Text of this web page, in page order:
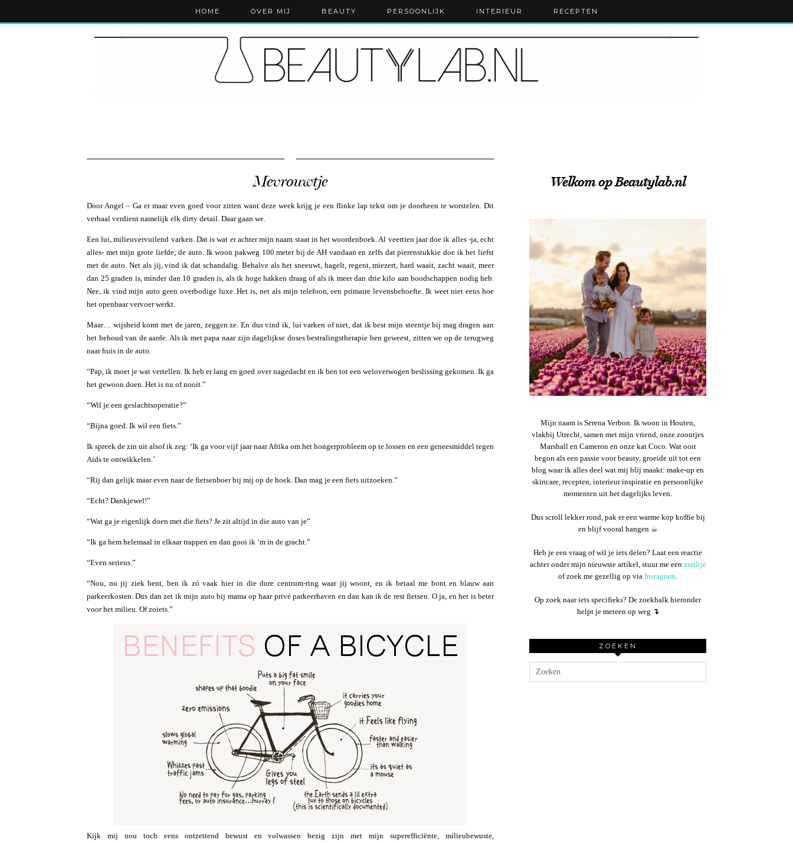
HOME OVER MIJ BEAUTY PERSOONLIJK INTERIEUR RECEPTEN
Mevrouwtje
Door Angel – Ga er maar even goed voor zitten want deze week krijg je een flinke lap tekst om je doorheen te worstelen. Dit
verhaal verdient namelijk elk dirty detail. Daar gaan we.
Een lui, milieuvervuilend varken. Dat is wat er achter mijn naam staat in het woordenboek. Al veertien jaar doe ik alles -ja, echt
alles- met mijn grote liefde; de auto. Ik woon pakweg 100 meter bij de AH vandaan en zelfs dat pierenstukkie doe ik het liefst
met de auto. Net als jij, vind ik dat schandalig. Behalve als het sneeuwt, hagelt, regent, miezert, hard waait, zacht waait, meer
dan 25 graden is, minder dan 10 graden is, als ik hoge hakken draag of als ik meer dan drie kilo aan boodschappen nodig heb.
Nee, ik vind mijn auto geen overbodige luxe. Het is, net als mijn telefoon, een primaire levensbehoefte. Ik weet niet eens hoe
het openbaar vervoer werkt.
Maar… wijsheid komt met de jaren, zeggen ze. En dus vind ik, lui varken of niet, dat ik best mijn steentje bij mag dragen aan
het behoud van de aarde. Als ik met papa naar zijn dagelijkse doses bestralingstherapie ben geweest, zitten we op de terugweg
naar huis in de auto.
“Pap, ik moet je wat vertellen. Ik heb er lang en goed over nagedacht en ik ben tot een weloverwogen beslissing gekomen. Ik ga
het gewoon doen. Het is nu of nooit.”
“Wil je een geslachtsoperatie?”
“Bijna goed. Ik wil een fiets.”
Ik spreek de zin uit alsof ik zeg: ‘Ik ga voor vijf jaar naar Afrika om het hongerprobleem op te lossen en een geneesmiddel tegen
Aids te ontwikkelen.’
“Rij dan gelijk maar even naar de fietsenboer bij mij op de hoek. Dan mag je een fiets uitzoeken.”
“Echt? Dankjewel!”
“Wat ga je eigenlijk doen met die fiets? Je zit altijd in die auto van je”
“Ik ga hem helemaal in elkaar trappen en dan gooi ik ‘m in de gracht.”
“Even serieus.”
“Nou, nu jij ziek bent, ben ik zó vaak hier in die dure centrum-ring waar jij woont, en ik betaal me bont en blauw aan
parkeerkosten. Dus dan zet ik mijn auto bij mama op haar privé parkeerhaven en dan kan ik de rest fietsen. O ja, en het is beter
voor het milieu. Of zoiets.”
Kijk mij nou toch eens ontzettend bewust en volwassen bezig zijn met mijn superefficiënte, milieubewuste,
Welkom op Beautylab.nl
Mijn naam is Serena Verbon. Ik woon in Houten,
vlakbij Utrecht, samen met mijn vriend, onze zoontjes
Marshall en Cameron en onze kat Coco. Wat ooit
begon als een passie voor beauty, groeide uit tot een
blog waar ik alles deel wat mij blij maakt: make-up en
skincare, recepten, interieur inspiratie en persoonlijke
momenten uit het dagelijks leven.
Dus scroll lekker rond, pak er een warme kop koffie bij
en blijf vooral hangen ☕︎
Heb je een vraag of wil je iets delen? Laat een reactie
achter onder mijn nieuwste artikel, stuur me een mailtje
of zoek me gezellig op via Instagram.
Op zoek naar iets specifieks? De zoekbalk hieronder
helpt je meteen op weg ↴
ZOEKEN